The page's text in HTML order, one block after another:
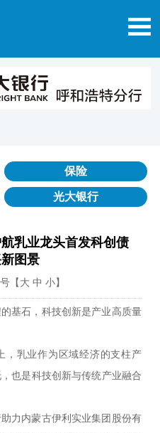
保险
光大银行
乳业龙头首发科创债
图景
【 大 中 小】
基石，科技创新是产业高质量
，乳业作为区域经济的支柱产
也是科技创新与传统产业融合
力内蒙古伊利实业集团股份有